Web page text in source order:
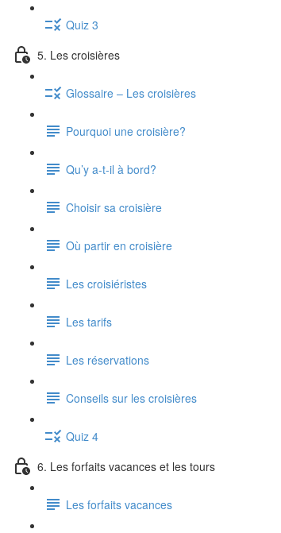
Quiz 3
5. Les croisières
Glossaire – Les croisières
Pourquoi une croisière?
Qu’y a-t-il à bord?
Choisir sa croisière
Où partir en croisière
Les croisiéristes
Les tarifs
Les réservations
Conseils sur les croisières
Quiz 4
6. Les forfaits vacances et les tours
Les forfaits vacances